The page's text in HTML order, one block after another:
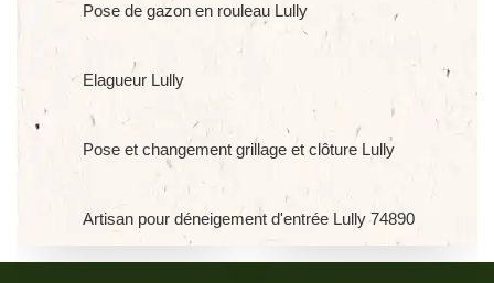
Pose de gazon en rouleau Lully
Elagueur Lully
Pose et changement grillage et clôture Lully
Artisan pour déneigement d'entrée Lully 74890